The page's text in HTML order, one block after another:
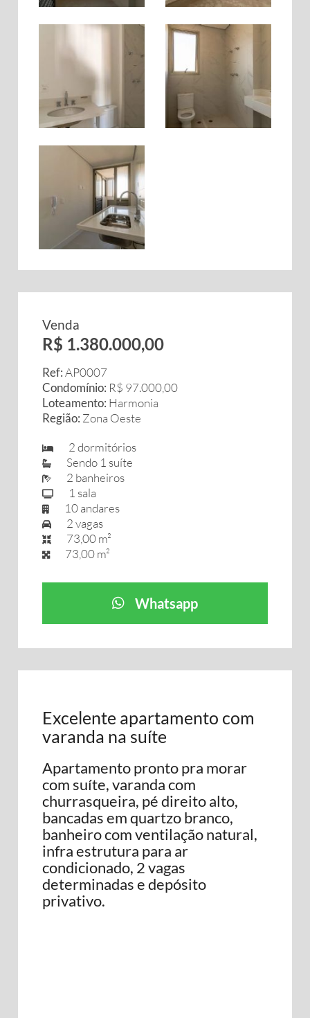
Venda
R$ 1.380.000,00
Ref:AP0007
Condomínio: R$ 97.000,00
Loteamento: Harmonia
Região: Zona Oeste
2 dormitórios
Sendo 1 suíte
2 banheiros
1 sala
10 andares
2 vagas
73,00 m²
73,00 m²
Whatsapp
Excelente apartamento com
varanda na suíte
Apartamento pronto pra morar
com suíte, varanda com
churrasqueira, pé direito alto,
bancadas em quartzo branco,
banheiro com ventilação natural,
infra estrutura para ar
condicionado, 2 vagas
determinadas e depósito
privativo.